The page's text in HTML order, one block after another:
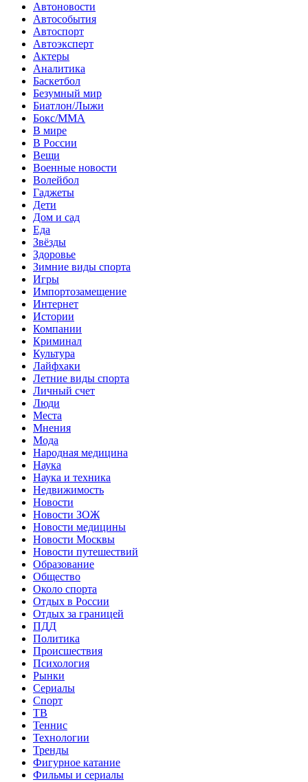
Автоновости
Автособытия
Автоспорт
Автоэксперт
Актеры
Аналитика
Баскетбол
Безумный мир
Биатлон/Лыжи
Бокс/MMA
В мире
В России
Вещи
Военные новости
Волейбол
Гаджеты
Дети
Дом и сад
Еда
Звёзды
Здоровье
Зимние виды спорта
Игры
Импортозамещение
Интернет
Истории
Компании
Криминал
Культура
Лайфхаки
Летние виды спорта
Личный счет
Люди
Места
Мнения
Мода
Народная медицина
Наука
Наука и техника
Недвижимость
Новости
Новости ЗОЖ
Новости медицины
Новости Москвы
Новости путешествий
Образование
Общество
Около спорта
Отдых в России
Отдых за границей
ПДД
Политика
Происшествия
Психология
Рынки
Сериалы
Спорт
ТВ
Теннис
Технологии
Тренды
Фигурное катание
Фильмы и сериалы